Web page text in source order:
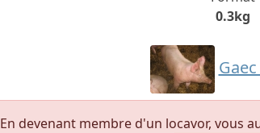
0.3kg
En devenant membre d'un locavor, vous